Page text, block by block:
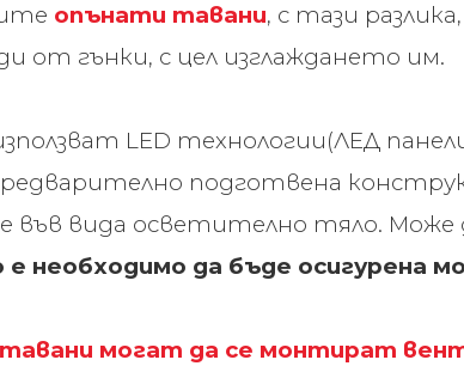
опънати тавани, с тази
от гънки, с цел изглаждането им.
LED технологии(ЛЕД
подготвена
вида осветително тяло. Може
е необходимо да бъде осигурена
могат да се монтират